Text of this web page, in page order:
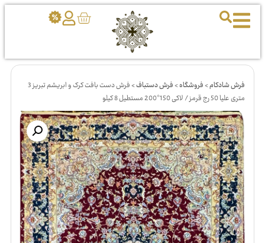
فرش شادکام>فروشگاه>فرش دستباف>
فرش دست بافت کرک و ابریشم تبریز 3
متری علیا 50 رج قرمز / لاکی 150*200 مستطیل 8 کیلو